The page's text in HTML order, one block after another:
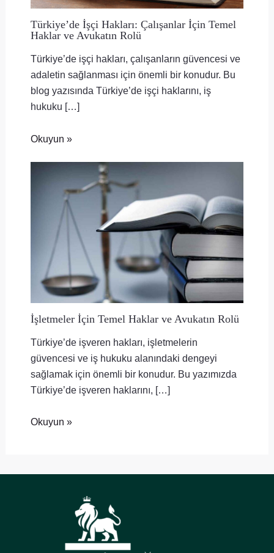
Türkiye’de İşçi Hakları: Çalışanlar İçin Temel
Haklar ve Avukatın Rolü
Türkiye’de işçi hakları, çalışanların güvencesi ve
adaletin sağlanması için önemli bir konudur. Bu
blog yazısında Türkiye’de işçi haklarını, iş
hukuku […]
Okuyun »
İşletmeler İçin Temel Haklar ve Avukatın Rolü
Türkiye’de işveren hakları, işletmelerin
güvencesi ve iş hukuku alanındaki dengeyi
sağlamak için önemli bir konudur. Bu yazımızda
Türkiye’de işveren haklarını, […]
Okuyun »